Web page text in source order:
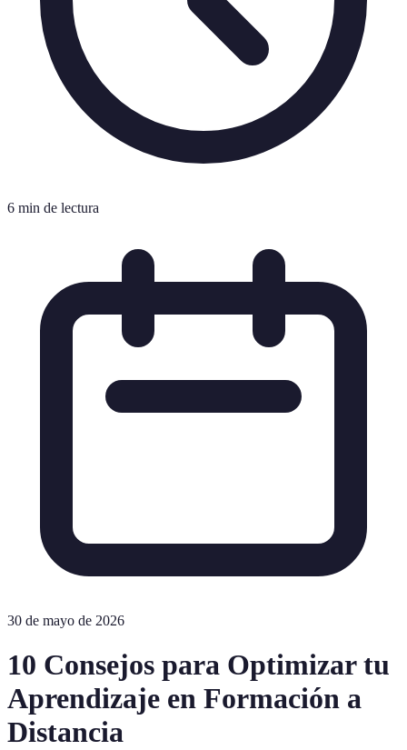
6 min de lectura
30 de mayo de 2026
10 Consejos para Optimizar tu
Aprendizaje en Formación a
Distancia